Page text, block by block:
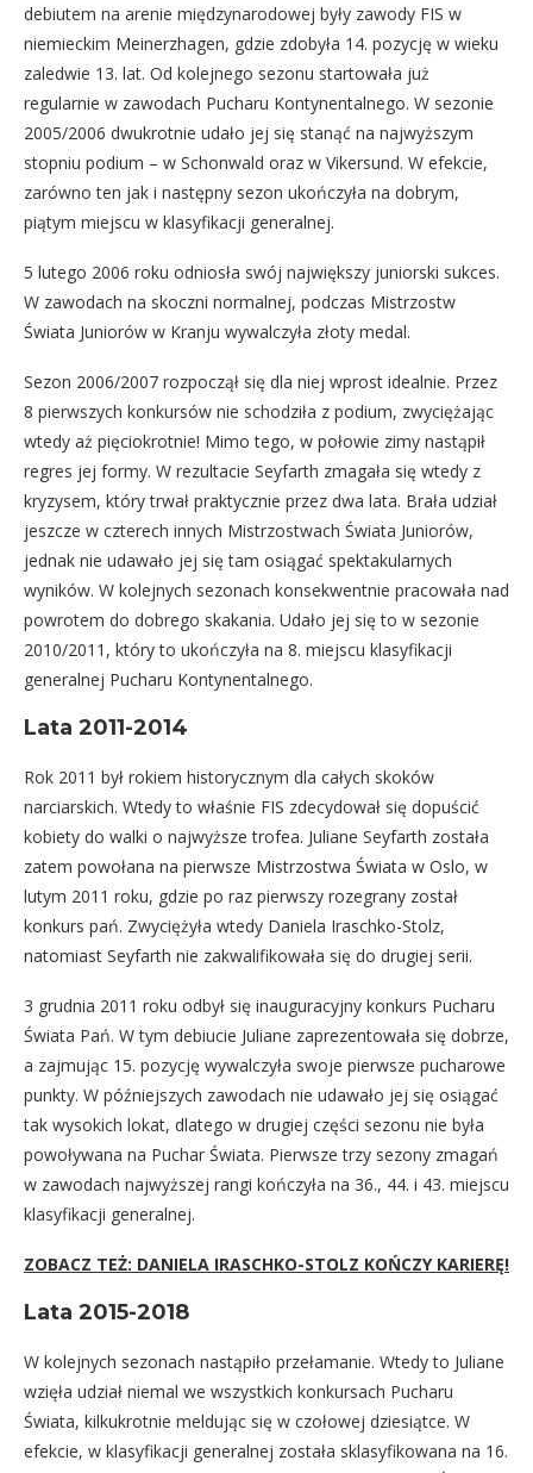
debiutem na arenie międzynarodowej były zawody FIS w
niemieckim Meinerzhagen, gdzie zdobyła 14. pozycję w wieku
zaledwie 13. lat. Od kolejnego sezonu startowała już
regularnie w zawodach Pucharu Kontynentalnego. W sezonie
2005/2006 dwukrotnie udało jej się stanąć na najwyższym
stopniu podium – w Schonwald oraz w Vikersund. W efekcie,
zarówno ten jak i następny sezon ukończyła na dobrym,
piątym miejscu w klasyfikacji generalnej.
5 lutego 2006 roku odniosła swój największy juniorski sukces.
W zawodach na skoczni normalnej, podczas Mistrzostw
Świata Juniorów w Kranju wywalczyła złoty medal.
Sezon 2006/2007 rozpoczął się dla niej wprost idealnie. Przez
8 pierwszych konkursów nie schodziła z podium, zwyciężając
wtedy aż pięciokrotnie! Mimo tego, w połowie zimy nastąpił
regres jej formy. W rezultacie Seyfarth zmagała się wtedy z
kryzysem, który trwał praktycznie przez dwa lata. Brała udział
jeszcze w czterech innych Mistrzostwach Świata Juniorów,
jednak nie udawało jej się tam osiągać spektakularnych
wyników. W kolejnych sezonach konsekwentnie pracowała nad
powrotem do dobrego skakania. Udało jej się to w sezonie
2010/2011, który to ukończyła na 8. miejscu klasyfikacji
generalnej Pucharu Kontynentalnego.
Lata 2011-2014
Rok 2011 był rokiem historycznym dla całych skoków
narciarskich. Wtedy to właśnie FIS zdecydował się dopuścić
kobiety do walki o najwyższe trofea. Juliane Seyfarth została
zatem powołana na pierwsze Mistrzostwa Świata w Oslo, w
lutym 2011 roku, gdzie po raz pierwszy rozegrany został
konkurs pań. Zwyciężyła wtedy Daniela Iraschko-Stolz,
natomiast Seyfarth nie zakwalifikowała się do drugiej serii.
3 grudnia 2011 roku odbył się inauguracyjny konkurs Pucharu
Świata Pań. W tym debiucie Juliane zaprezentowała się dobrze,
a zajmując 15. pozycję wywalczyła swoje pierwsze pucharowe
punkty. W późniejszych zawodach nie udawało jej się osiągać
tak wysokich lokat, dlatego w drugiej części sezonu nie była
powoływana na Puchar Świata. Pierwsze trzy sezony zmagań
w zawodach najwyższej rangi kończyła na 36., 44. i 43. miejscu
klasyfikacji generalnej.
ZOBACZ TEŻ: DANIELA IRASCHKO-STOLZ KOŃCZY KARIERĘ!
Lata 2015-2018
W kolejnych sezonach nastąpiło przełamanie. Wtedy to Juliane
wzięła udział niemal we wszystkich konkursach Pucharu
Świata, kilkukrotnie meldując się w czołowej dziesiątce. W
efekcie, w klasyfikacji generalnej została sklasyfikowana na 16.